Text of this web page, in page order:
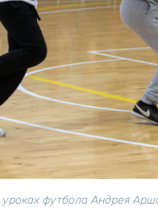
футбола Андрея